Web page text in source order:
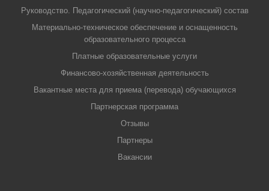
Руководство. Педагогический (научно-педагогический) состав
Материально-техническое обеспечение и оснащенность
образовательного процесса
Платные образовательные услуги
Финансово-хозяйственная деятельность
Вакантные места для приема (перевода) обучающихся
Партнерская программа
Отзывы
Партнеры
Вакансии